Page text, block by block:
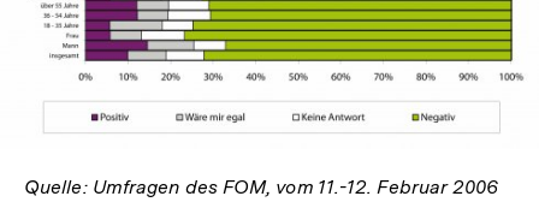
In
Lightbox
öffnen
Quelle: Umfragen des FOM, vom 11.-12. Februar 2006